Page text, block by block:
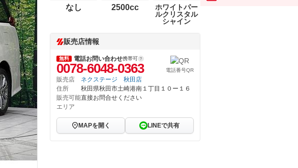
なし 2500cc
ホワイトパー
ルクリスタル
シャイン
販売店情報
無料 電話お問い合わせ携帯可
0078-6048-0363 電話番号QR
販売店
ネクステージ 秋田店
住所
秋田県秋田市土崎港南１丁目１０ー１６
販売可能
エリア
直接お問合せください
MAPを開く LINEで共有